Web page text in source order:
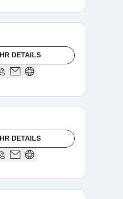
DETAILS
DETAILS